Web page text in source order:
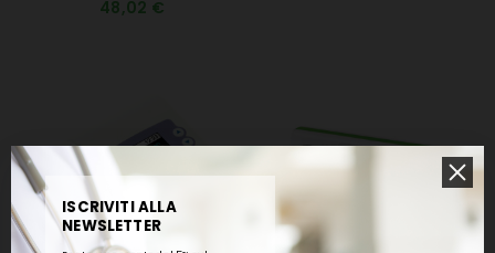
48,02 €
ISCRIVITI ALLA
NEWSLETTER